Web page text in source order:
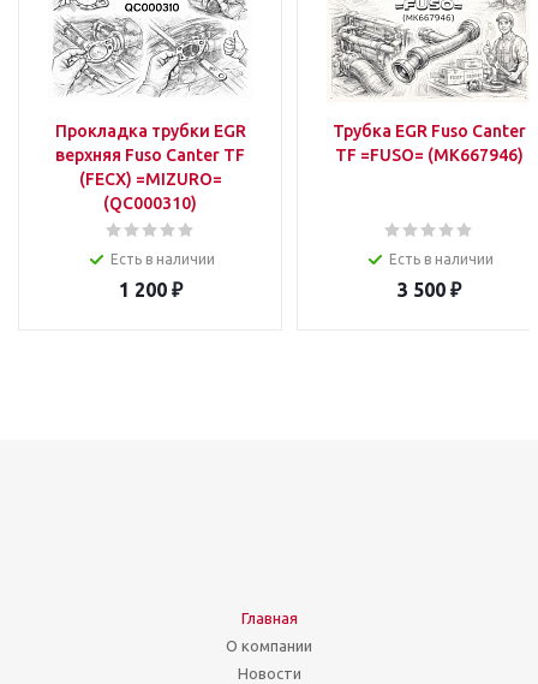
Прокладка трубки EGR
верхняя Fuso Canter TF
(FECX) =MIZURO=
(QC000310)
Есть в наличии
1 200₽
Трубка EGR Fuso Canter
TF =FUSO= (MK667946)
Есть в наличии
3 500₽
Главная
О компании
Новости